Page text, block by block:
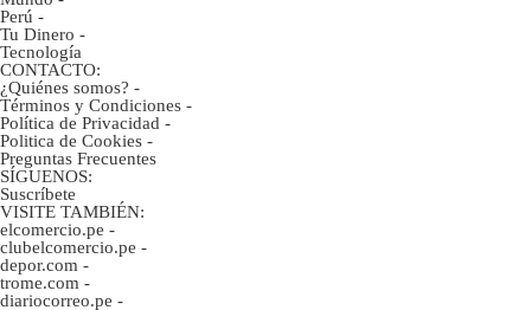
Perú -
Tu Dinero -
Tecnología
CONTACTO:
¿Quiénes somos? -
Términos y Condiciones -
Política de Privacidad -
Politica de Cookies -
Preguntas Frecuentes
SÍGUENOS:
Suscríbete
VISITE TAMBIÉN:
elcomercio.pe -
clubelcomercio.pe -
depor.com -
trome.com -
diariocorreo.pe -